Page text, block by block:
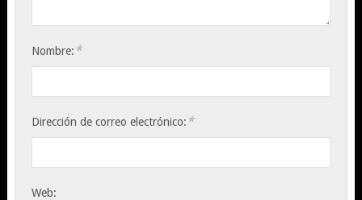
Nombre: *
Dirección de correo electrónico: *
Web: